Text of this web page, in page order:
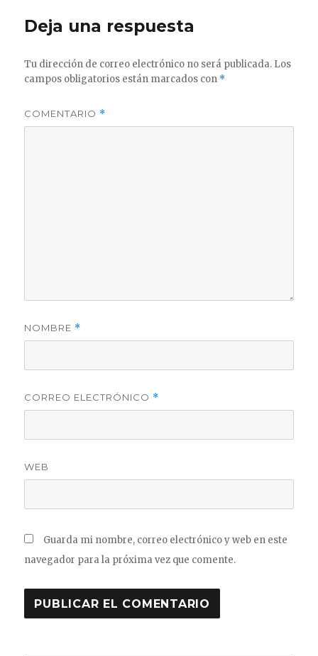
Deja una respuesta
Tu dirección de correo electrónico no será publicada. Los
campos obligatorios están marcados con *
COMENTARIO *
NOMBRE *
CORREO ELECTRÓNICO *
WEB
Guarda mi nombre, correo electrónico y web en este
navegador para la próxima vez que comente.